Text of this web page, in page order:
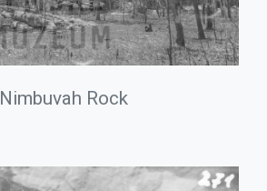
Nimbuvah Rock